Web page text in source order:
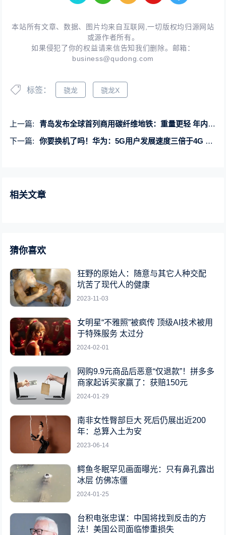
本站所有文章、数据、图片均来自互联网,一切版权均归源网站
或源作者所有。
如果侵犯了你的权益请来信告知我们删除。邮箱：
business@qudong.com
标签： 骁龙 骁龙X
上一篇:
青岛发布全球首列商用碳纤维地铁：重量更轻 年内载客
下一篇:
你要换机了吗！华为：5G用户发展速度三倍于4G 5G-A已做好商用准备
相关文章
猜你喜欢
狂野的原始人：随意与其它人种交配
坑苦了现代人的健康
2023-11-03
女明星“不雅照”被疯传 顶级AI技术被用
于特殊服务 太过分
2024-02-01
网购9.9元商品后恶意“仅退款”！拼多多
商家起诉买家赢了：获赔150元
2024-01-29
南非女性臀部巨大 死后仍展出近200
年：总算入土为安
2023-06-14
鳄鱼冬眠罕见画面曝光：只有鼻孔露出
冰层 仿佛冻僵
2024-01-25
台积电张忠谋：中国将找到反击的方
法！美国公司面临惨重损失